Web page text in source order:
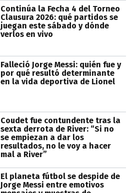
Continúa la Fecha 4 del Torneo
Clausura 2026: qué partidos se
juegan este sábado y dónde
verlos en vivo
Falleció Jorge Messi: quién fue y
por qué resultó determinante
en la vida deportiva de Lionel
Coudet fue contundente tras la
sexta derrota de River: “Si no
se empiezan a dar los
resultados, no le voy a hacer
mal a River”
El planeta fútbol se despide de
Jorge Messi entre emotivos